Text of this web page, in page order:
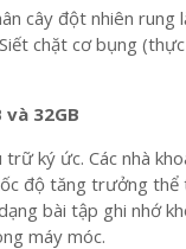
cây đột nhiên
chặt cơ bụng
32GB
trữ ký ức. Các nhà
độ tăng trưởng thể
bài tập ghi nhớ
máy móc.